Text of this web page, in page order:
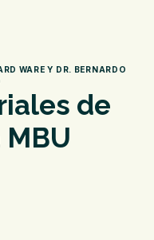
WARE Y DR. BERNARDO
de